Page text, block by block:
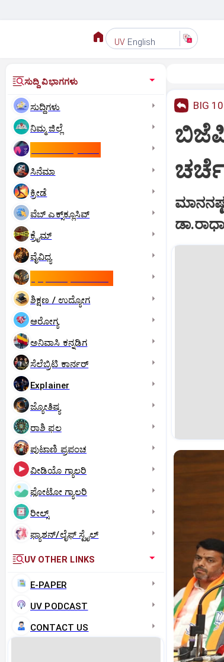
UV English
ಸುದ್ದಿ ವಿಭಾಗಗಳು
ಸುದ್ದಿಗಳು
ನಿಮ್ಮ ಜಿಲ್ಲೆ
ಸಿನೆಮಾ
ಕ್ರೀಡೆ
ವೆಬ್ ಎಕ್ಸ್‌ಕ್ಲೂಸಿವ್
ಕ್ರೈಮ್
ವೈವಿಧ್ಯ
ಶಿಕ್ಷಣ / ಉದ್ಯೋಗ
ಆರೋಗ್ಯ
ಅನಿವಾಸಿ ಕನ್ನಡಿಗ
ಸೆಲೆಬ್ರಿಟಿ ಕಾರ್ನರ್‌
Explainer
ಜ್ಯೋತಿಷ್ಯ
ರಾಶಿ ಫಲ
ಪುಟಾಣಿ ಪ್ರಪಂಚ
ವೀಡಿಯೊ ಗ್ಯಾಲರಿ
ಫೋಟೋ ಗ್ಯಾಲರಿ
ರೀಲ್ಸ್
ಫ್ಯಾಶನ್/ಲೈಫ್‌ ಸ್ಟೈಲ್
UV OTHER LINKS
E-PAPER
UV PODCAST
CONTACT US
BIG 10